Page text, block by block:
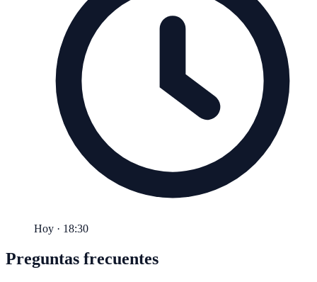
Hoy · 18:30
Preguntas frecuentes